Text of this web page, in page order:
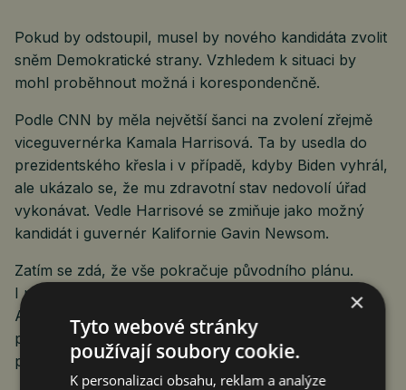
Pokud by odstoupil, musel by nového kandidáta zvolit
sněm Demokratické strany. Vzhledem k situaci by
mohl proběhnout možná i korespondenčně.
Podle CNN by měla největší šanci na zvolení zřejmě
viceguvernérka Kamala Harrisová. Ta by usedla do
prezidentského křesla i v případě, kdyby Biden vyhrál,
ale ukázalo se, že mu zdravotní stav nedovolí úřad
vykonávat. Vedle Harrisové se zmiňuje jako možný
kandidát i guvernér Kalifornie Gavin Newsom.
Zatím se zdá, že vše pokračuje původního plánu.
I proto, že Joe Biden drtivě vyhrál v primárkách.
A protože ho drží sbor jeho poradců. Ovšem právě ti
prý museli obvolávat široké spektrum lidí, aby je
přesvědčovali, že je vše v pořádku.
×
Tyto webové stránky
používají soubory cookie.
K personalizaci obsahu, reklam a analýze